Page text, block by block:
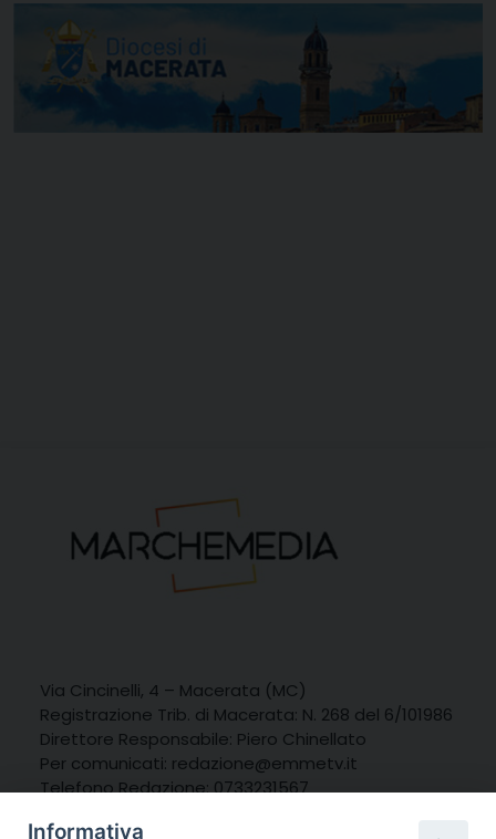
Via Cincinelli, 4 – Macerata (MC)
Registrazione Trib. di Macerata: N. 268 del 6/101986
Direttore Responsabile: Piero Chinellato
Per comunicati: redazione@emmetv.it
Telefono Redazione: 0733231567
Informativa